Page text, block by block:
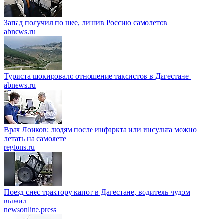
Запад получил по шее, лишив Россию самолетов
abnews.ru
Туриста шокировало отношение таксистов в Дагестане
abnews.ru
Врач Лоиков: людям после инфаркта или инсульта можно
летать на самолете
regions.ru
Поезд снес трактору капот в Дагестане, водитель чудом
выжил
newsonline.press